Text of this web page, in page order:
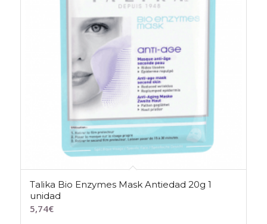
Talika Bio Enzymes Mask Antiedad 20g 1
unidad
5,74€